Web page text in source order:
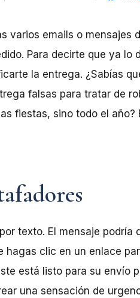
varios emails o mensajes
Para decirte que ya lo
la entrega. ¿Sabías
falsas para tratar de
fiestas, sino todo el año?
texto. El mensaje podría
clic en un enlace
está listo para su envío
una sensación de